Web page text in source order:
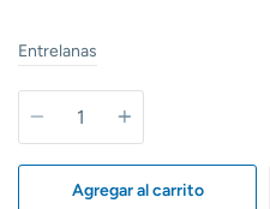
Entrelanas
Cantidad
Agregar al carrito